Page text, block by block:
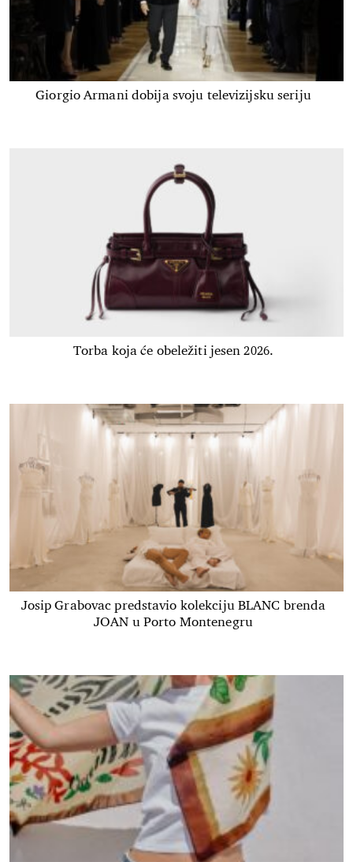
Giorgio Armani dobija svoju televizijsku seriju
Torba koja će obeležiti jesen 2026.
Josip Grabovac predstavio kolekciju BLANC brenda
JOAN u Porto Montenegru